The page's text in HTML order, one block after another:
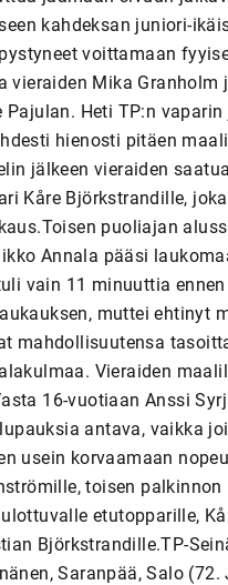
kahdeksan juniori-
voittamaan
Mika
Heti TP:n vaparin
hienosti pitäen
jälkeen vieraiden
Kåre Björkstrandille,
puoliajan
Annala pääsi
vain 11 minuuttia
muttei ehtinyt
mahdollisuutensa
Vieraiden
16-vuotiaan Anssi
antava, vaikka
usein korvaamaan
toisen
etutopparille,
Björkstrandille.TP-
Saranpää, Salo